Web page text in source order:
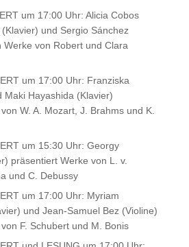
um 17:00 Uhr: Alicia Cobos
und Sergio Sánchez
von Robert und Clara
um 17:00 Uhr: Franziska
Maki Hayashida (Klavier)
W. A. Mozart, J. Brahms und K.
um 15:30 Uhr: Georgy
präsentiert Werke von L. v.
und C. Debussy
um 17:00 Uhr: Myriam
und Jean-Samuel Bez (Violine)
F. Schubert und M. Bonis